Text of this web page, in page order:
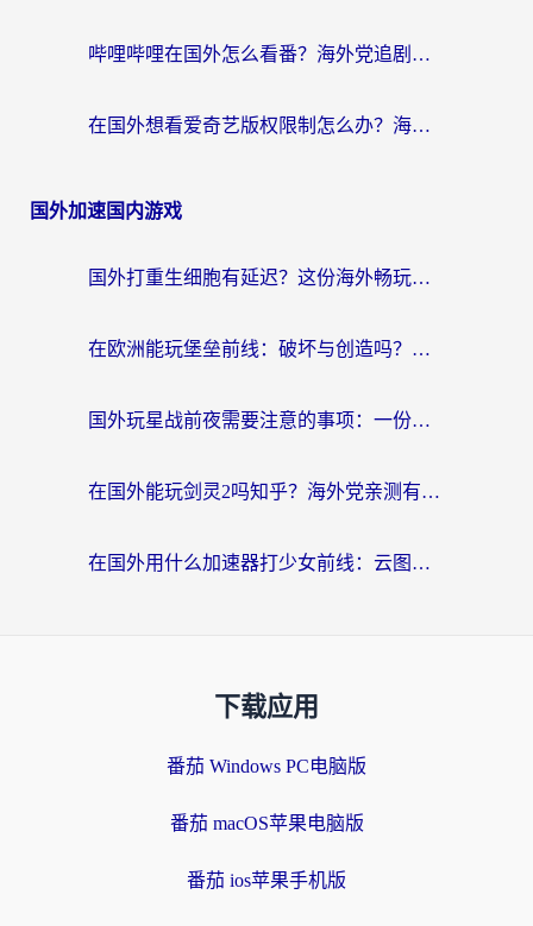
哔哩哔哩在国外怎么看番？海外党追剧看片的终极解决方案
在国外想看爱奇艺版权限制怎么办？海外华人必看的追剧自由指南
国外加速国内游戏
国外打重生细胞有延迟？这份海外畅玩国服游戏加速器终极指南请收好
在欧洲能玩堡垒前线：破坏与创造吗？海外党国服游戏不卡顿的秘密
国外玩星战前夜需要注意的事项：一份来自老玩家的网络生存指南
在国外能玩剑灵2吗知乎？海外党亲测有效的国服游戏加速指南
在国外用什么加速器打少女前线：云图计划不卡？一个老玩家的掏心分享
下载应用
番茄 Windows PC电脑版
番茄 macOS苹果电脑版
番茄 ios苹果手机版